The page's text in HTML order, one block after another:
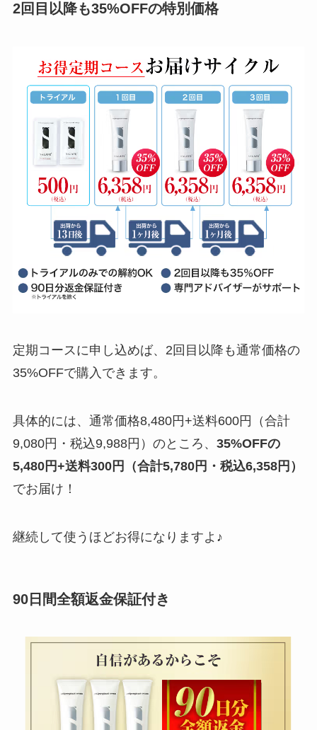
2回目以降も35%OFFの特別価格
定期コースに申し込めば、2回目以降も通常価格の
35%OFFで購入できます。
具体的には、通常価格8,480円+送料600円（合計
9,080円・税込9,988円）のところ、 35%OFFの
5,480円+送料300円（合計5,780円・税込6,358円）
でお届け！
継続して使うほどお得になりますよ♪
90日間全額返金保証付き